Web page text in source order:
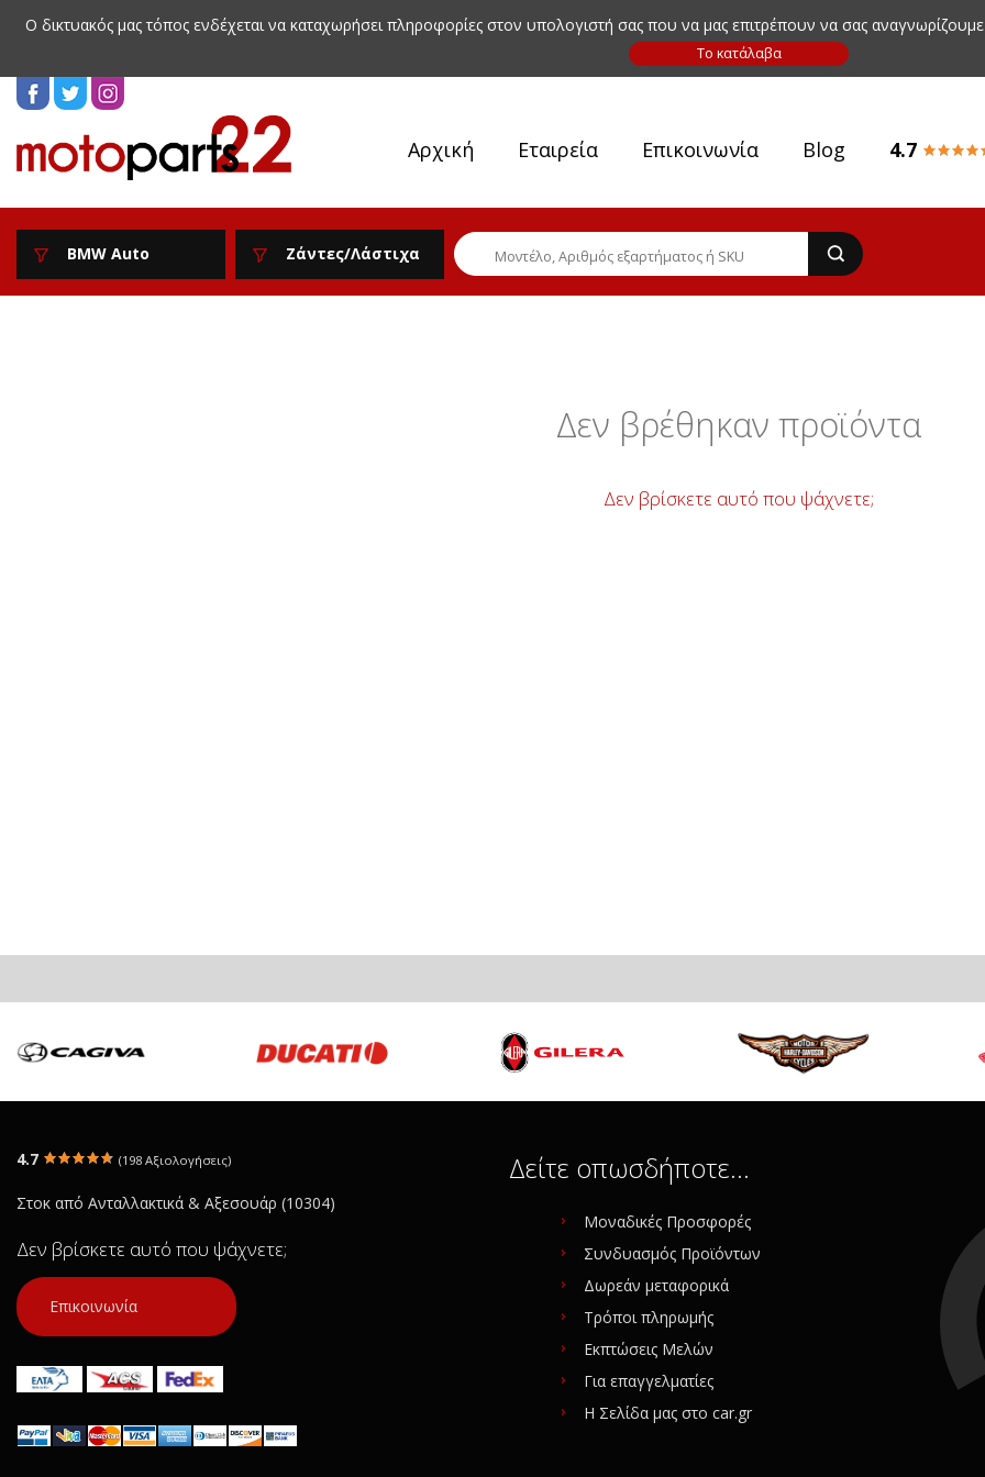
Ο δικτυακός μας τόπος ενδέχεται να καταχωρήσει πληροφορίες στον υπολογιστή σας που να μας επιτρέπουν να σας
Αρχική Εταιρεία Επικοινωνία Blog 4.7
BMW Auto Ζάντες/Λάστιχα
Δεν βρέθηκαν προϊόντα
Δεν βρίσκετε αυτό που ψάχνετε;
4.7 (198 Αξιολογήσεις)
Στοκ από Ανταλλακτικά & Αξεσουάρ (10304)
Δεν βρίσκετε αυτό που ψάχνετε;
Επικοινωνία
Δείτε οπωσδήποτε…
Μοναδικές Προσφορές
Συνδυασμός Προϊόντων
Δωρεάν μεταφορικά
Τρόποι πληρωμής
Εκπτώσεις Μελών
Για επαγγελματίες
Η Σελίδα μας στο car.gr